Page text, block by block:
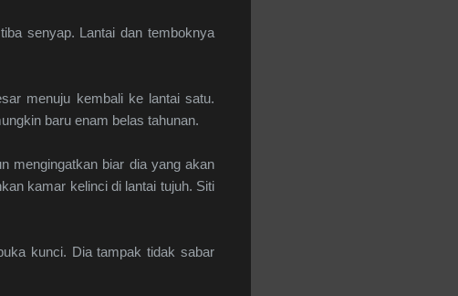
senyap. Lantai dan temboknya
menuju kembali ke lantai satu.
baru enam belas tahunan.
mengingatkan biar dia yang akan
kamar kelinci di lantai tujuh. Siti
kunci. Dia tampak tidak sabar